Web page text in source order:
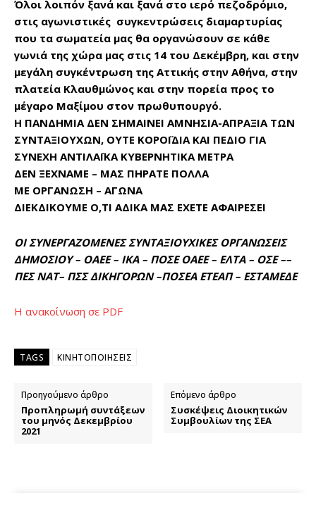
Όλοι λοιπόν ξανά και ξανά στο ιερό πεζοδρόμιο,
στις αγωνιστικές συγκεντρώσεις διαμαρτυρίας
που τα σωματεία μας θα οργανώσουν σε κάθε
γωνιά της χώρα μας στις 14 του Δεκέμβρη, και στην
μεγάλη συγκέντρωση της Αττικής στην Αθήνα, στην
πλατεία Κλαυθμώνος και στην πορεία προς το
μέγαρο Μαξίμου στον πρωθυπουργό.
Η ΠΑΝΔΗΜΙΑ ΔΕΝ ΣΗΜΑΙΝΕΙ ΑΜΝΗΣΙΑ-ΑΠΡΑΞΙΑ ΤΩΝ
ΣΥΝΤΑΞΙΟΥΧΩΝ, ΟΥΤΕ ΚΟΡΟΪΔΙΑ ΚΑΙ ΠΕΔΙΟ ΓΙΑ
ΣΥΝΕΧΗ ΑΝΤΙΛΑΪΚΑ ΚΥΒΕΡΝΗΤΙΚΑ ΜΕΤΡΑ
ΔΕΝ ΞΕΧΝΑΜΕ – ΜΑΣ ΠΗΡΑΤΕ ΠΟΛΛΑ
ΜΕ ΟΡΓΑΝΩΣΗ – ΑΓΩΝΑ
ΔΙΕΚΔΙΚΟΥΜΕ Ο,ΤΙ ΑΔΙΚΑ ΜΑΣ ΕΧΕΤΕ ΑΦΑΙΡΕΣΕΙ
ΟΙ ΣΥΝΕΡΓΑΖΟΜΕΝΕΣ ΣΥΝΤΑΞΙΟΥΧΙΚΕΣ ΟΡΓΑΝΩΣΕΙΣ
ΔΗΜΟΣΙΟΥ – OAEE – ΙΚΑ – ΠΟΣΕ ΟΑΕΕ – ΕΛΤΑ – ΟΣΕ ––
ΠΕΣ ΝΑΤ– ΠΣΣ ΔΙΚΗΓΟΡΩΝ –ΠΟΣΕΑ ΕΤΕΑΠ – ΕΣΤΑΜΕΔΕ
Η ανακοίνωση σε PDF
TAGS ΚΙΝΗΤΟΠΟΙΗΣΕΙΣ
Προηγούμενο άρθρο
Προπληρωμή συντάξεων
του μηνός Δεκεμβρίου
2021
Επόμενο άρθρο
Συσκέψεις Διοικητικών
Συμβουλίων της ΣΕΑ